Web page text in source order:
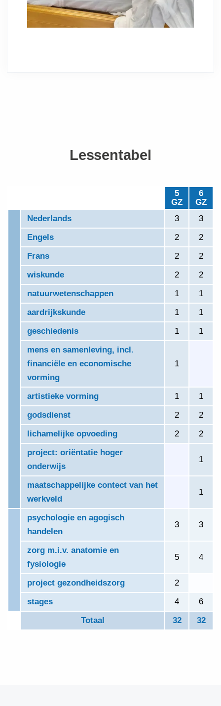
Lessentabel
5
GZ
6
GZ
Nederlands
3
3
Engels
2
2
Frans
2
2
wiskunde
2
2
natuurwetenschappen
1
1
aardrijkskunde
1
1
geschiedenis
1
1
mens en samenleving, incl.
financiële en economische
vorming
1
artistieke vorming 1
1
godsdienst
2
2
lichamelijke opvoeding
2
2
project: oriëntatie hoger
onderwijs
1
maatschappelijke contect van het
werkveld
1
psychologie en agogisch
handelen
3 3
zorg m.i.v. anatomie en
fysiologie
5 4
project gezondheidszorg 2
stages
4
6
Totaal
32 32